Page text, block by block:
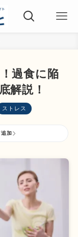
過食に陥
解説！
ストレス
加